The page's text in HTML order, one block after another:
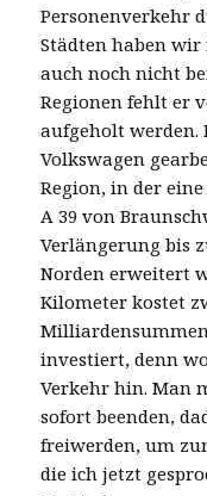
Personenverkehr
Städten haben
auch noch nicht
Regionen fehlt er
aufgeholt werden.
Volkswagen
Region, in der
A 39 von
Verlängerung bis
Norden erweitert
Kilometer kostet
investiert, denn
Verkehr hin. Man
sofort beenden,
freiwerden, um
die ich jetzt